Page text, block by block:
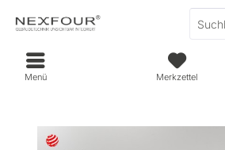
Merkzettel
Menü